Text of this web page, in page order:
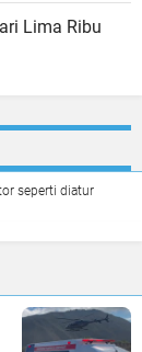
Lima Ribu
seperti diatur